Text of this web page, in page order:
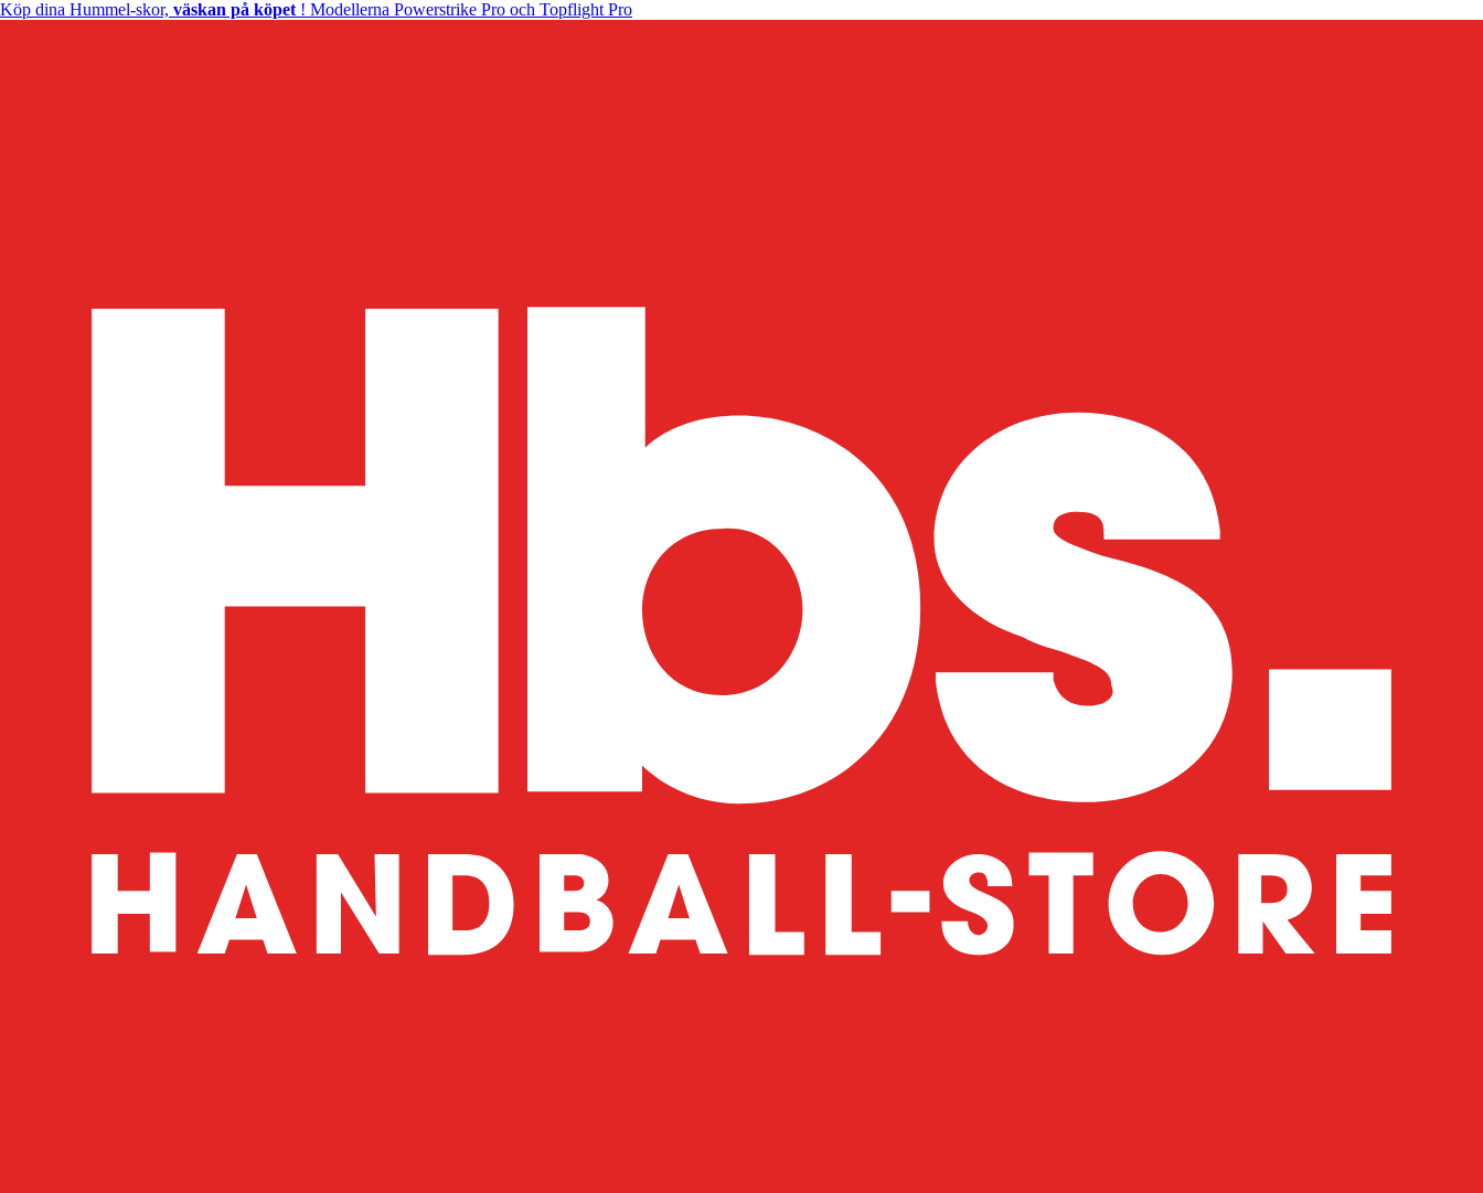
Köp dina Hummel-skor, väskan på köpet ! Modellerna Powerstrike Pro och Topflight Pro